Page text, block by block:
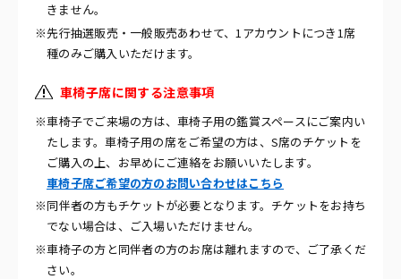
きません。
※先行抽選販売・一般販売あわせて、1アカウントにつき1席
種のみご購入いただけます。
車椅子席に関する注意事項
※車椅子でご来場の方は、車椅子用の鑑賞スペースにご案内い
たします。車椅子用の席をご希望の方は、S席のチケットを
ご購入の上、お早めにご連絡をお願いいたします。
車椅子席ご希望の方のお問い合わせはこちら
※同伴者の方もチケットが必要となります。チケットをお持ち
でない場合は、ご入場いただけません。
※車椅子の方と同伴者の方のお席は離れますので、ご了承くだ
さい。